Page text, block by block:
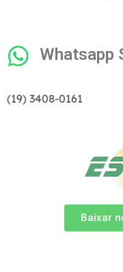
Whatsapp
(19) 3408-0161
Baixar